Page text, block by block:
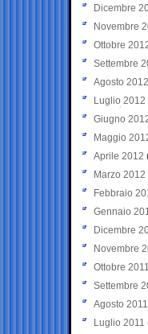
Dicembre
Novembre
Ottobre
Settembre
Agosto 2012
Luglio 2012
Giugno
Maggio
Aprile 2012
Marzo 2012
Febbraio
Gennaio
Dicembre
Novembre
Ottobre 2011
Settembre
Agosto 2011
Luglio 2011